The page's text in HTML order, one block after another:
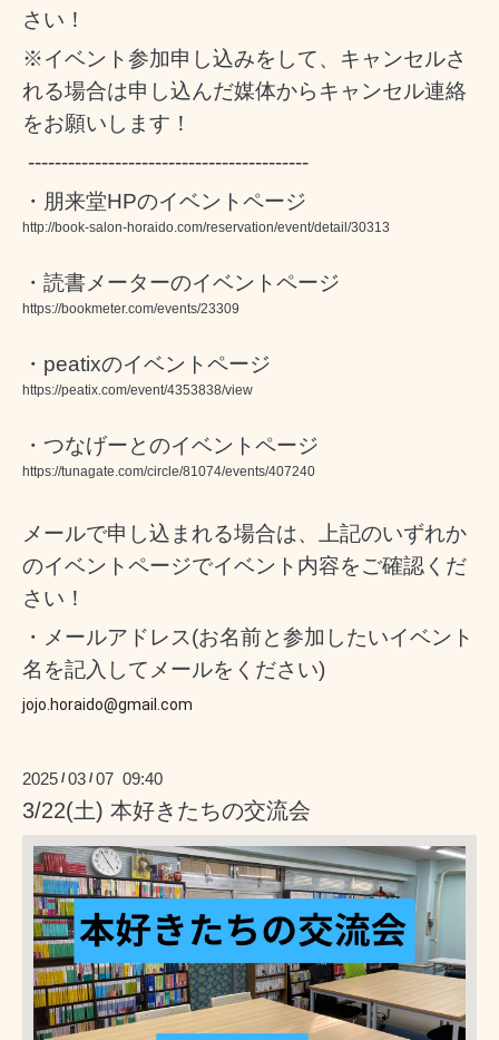
さい！
※イベント参加申し込みをして、キャンセルさ
れる場合は申し込んだ媒体からキャンセル連絡
をお願いします！
------------------------------------------
・朋来堂HPのイベントページ
http://book-salon-horaido.com/reservation/event/detail/30313
・読書メーターのイベントページ
https://bookmeter.com/events/23309
・peatixのイベントページ
https://peatix.com/event/4353838/view
・つなげーとのイベントページ
https://tunagate.com/circle/81074/events/407240
メールで申し込まれる場合は、上記のいずれか
のイベントページでイベント内容をご確認くだ
さい！
・メールアドレス(お名前と参加したいイベント
名を記入してメールをください)
jojo.horaido@gmail.com
2025 /03 /07 09:40
3/22(土) 本好きたちの交流会